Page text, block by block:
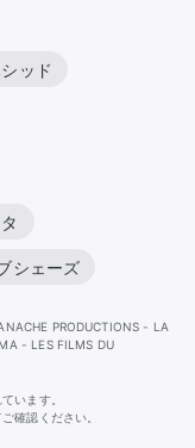
ッド
シェーズ
PRODUCTIONS - LA
- LES FILMS DU
います。
確認ください。